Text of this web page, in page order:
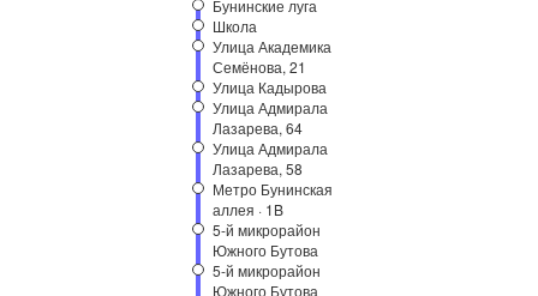
Бунинские луга
Школа
Улица Академика
Семёнова, 21
Улица Кадырова
Улица Адмирала
Лазарева, 64
Улица Адмирала
Лазарева, 58
Метро Бунинская
аллея · 1B
5-й микрорайон
Южного Бутова
5-й микрорайон
Южного Бутова